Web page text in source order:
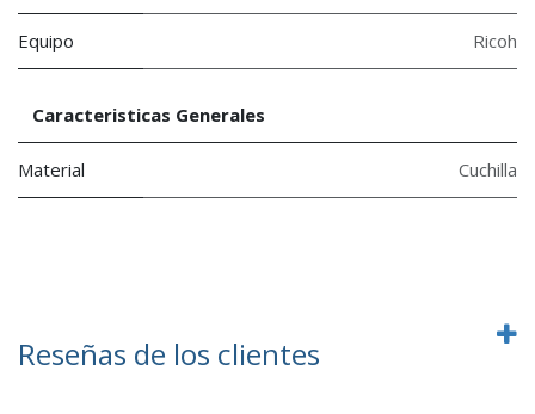
Equipo Ricoh
Caracteristicas Generales
Material Cuchilla
Reseñas de los clientes